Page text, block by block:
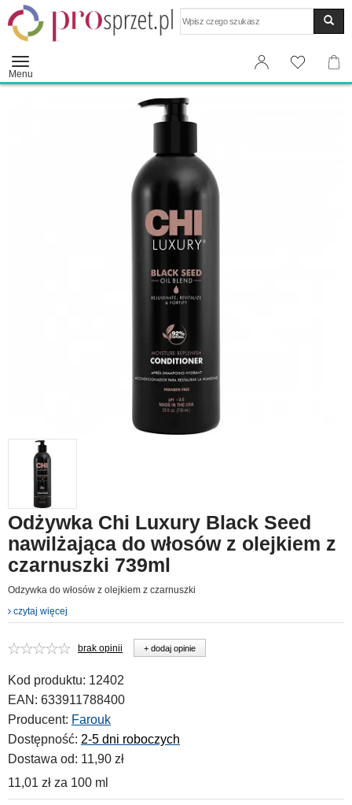
Menu
Odżywka Chi Luxury Black Seed
nawilżająca do włosów z olejkiem z
czarnuszki 739ml
Odzywka do włosów z olejkiem z czarnuszki
czytaj więcej
brak opinii + dodaj opinie
Kod produktu: 12402
EAN: 633911788400
Producent: Farouk
Dostępność: 2-5 dni roboczych
Dostawa od: 11,90 zł
11,01 zł za 100 ml